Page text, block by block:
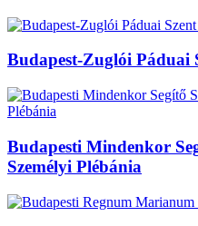
Budapest-Zuglói Páduai
Budapesti Mindenkor
Személyi Plébánia